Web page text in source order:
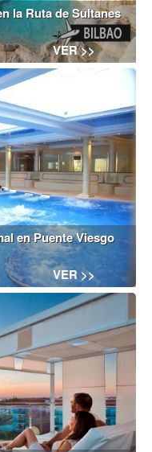
la Ruta de Sultanes
VER >>
en Puente Viesgo
VER >>